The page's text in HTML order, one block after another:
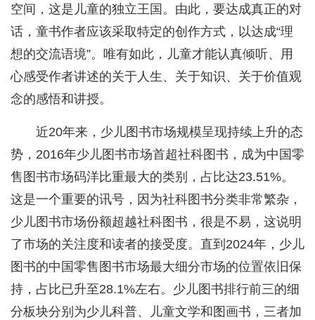
空间，这是儿童的独立王国。由此，要达成真正的对
话，童书作者应该采取特定的创作方式，以达成“理
想的交流语境”。唯有如此，儿童才能认真倾听、用
心感受作者讲述的关于人生、关于知识、关于价值观
念的感悟和讲授。
近20年来，少儿图书市场规模呈现持续上升的态
势，2016年少儿图书市场首超社科图书，成为中国零
售图书市场码洋比重最大的类别，占比达23.51%。
这是一个重要的讯号，因为社科图书分类非常繁杂，
少儿图书市场份额超越社科图书，很是不易，这说明
了市场的关注度和读者的接受度。直到2024年，少儿
图书的中国零售图书市场最大细分市场的位置依旧保
持，占比已升至28.1%左右。少儿图书排行前三的细
分板块分别为少儿科普、儿童文学和图画书，三者加